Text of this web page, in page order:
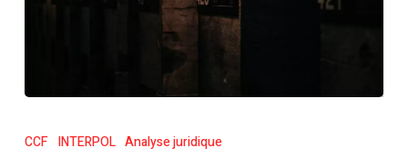
d'accès
CCF INTERPOL Analyse juridique